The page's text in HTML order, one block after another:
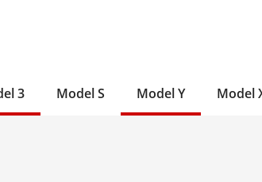
3 Model S Model Y Model